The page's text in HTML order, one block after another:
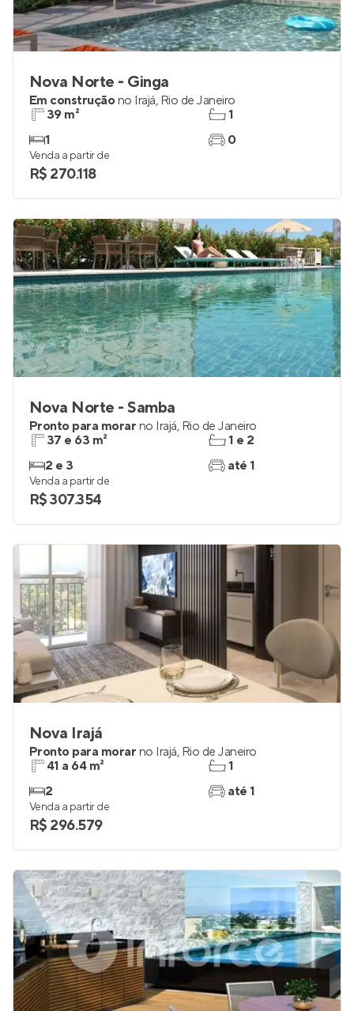
Nova Norte - Ginga
Em construçãono Irajá, Rio de Janeiro
39 m²
1
1
0
Venda a partir de
R$ 270.118
Nova Norte - Samba
Pronto para morar no Irajá, Rio de Janeiro
37 e 63 m²
2 e 3
1 e 2
até 1
Venda a partir de
R$ 307.354
Nova Irajá
Pronto para morar no Irajá, Rio de Janeiro
41 a 64 m²
2
1
até 1
Venda a partir de
R$ 296.579